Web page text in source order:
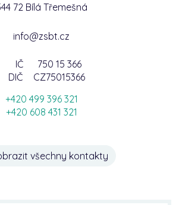
72 Bílá Třemešná
info@zsbt.cz
IČ
750 15 366
DIČ
CZ75015366
+420 499 396 321
+420 608 431 321
všechny kontakty